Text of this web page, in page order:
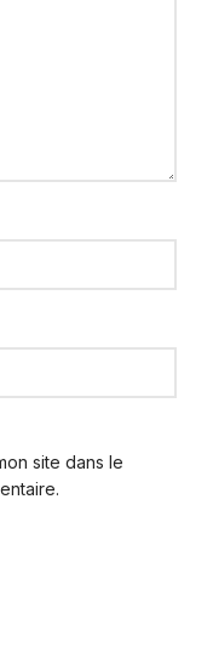
site dans le